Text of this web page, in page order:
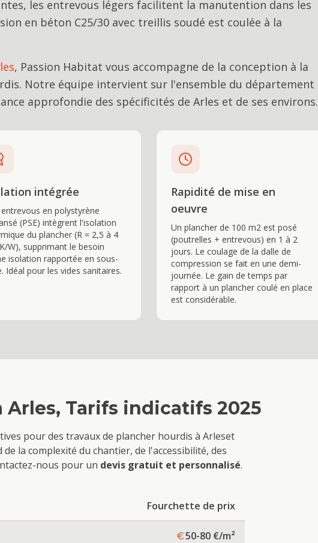
les entrevous légers facilitent la manutention dans les
en béton C25/30 avec treillis soudé est coulée à la
, Passion Habitat vous accompagne de la conception à la
. Notre équipe intervient sur l'ensemble du département
approfondie des spécificités de Arles et de ses environs.
intégrée
en polystyrène
(PSE) intègrent l'isolation
du plancher (R = 2,5 à 4
W), supprimant le besoin
isolation rapportée en sous-
Idéal pour les vides sanitaires.
Rapidité de mise en
oeuvre
Un plancher de 100 m2 est posé
(poutrelles + entrevous) en 1 à 2
jours. Le coulage de la dalle de
compression se fait en une demi-
journée. Le gain de temps par
rapport à un plancher coulé en place
est considérable.
Arles, Tarifs indicatifs 2025
pour des travaux de plancher hourdis à Arleset
la complexité du chantier, de l'accessibilité, des
nous pour un devis gratuit et personnalisé.
Fourchette de prix
50-80 €/m²